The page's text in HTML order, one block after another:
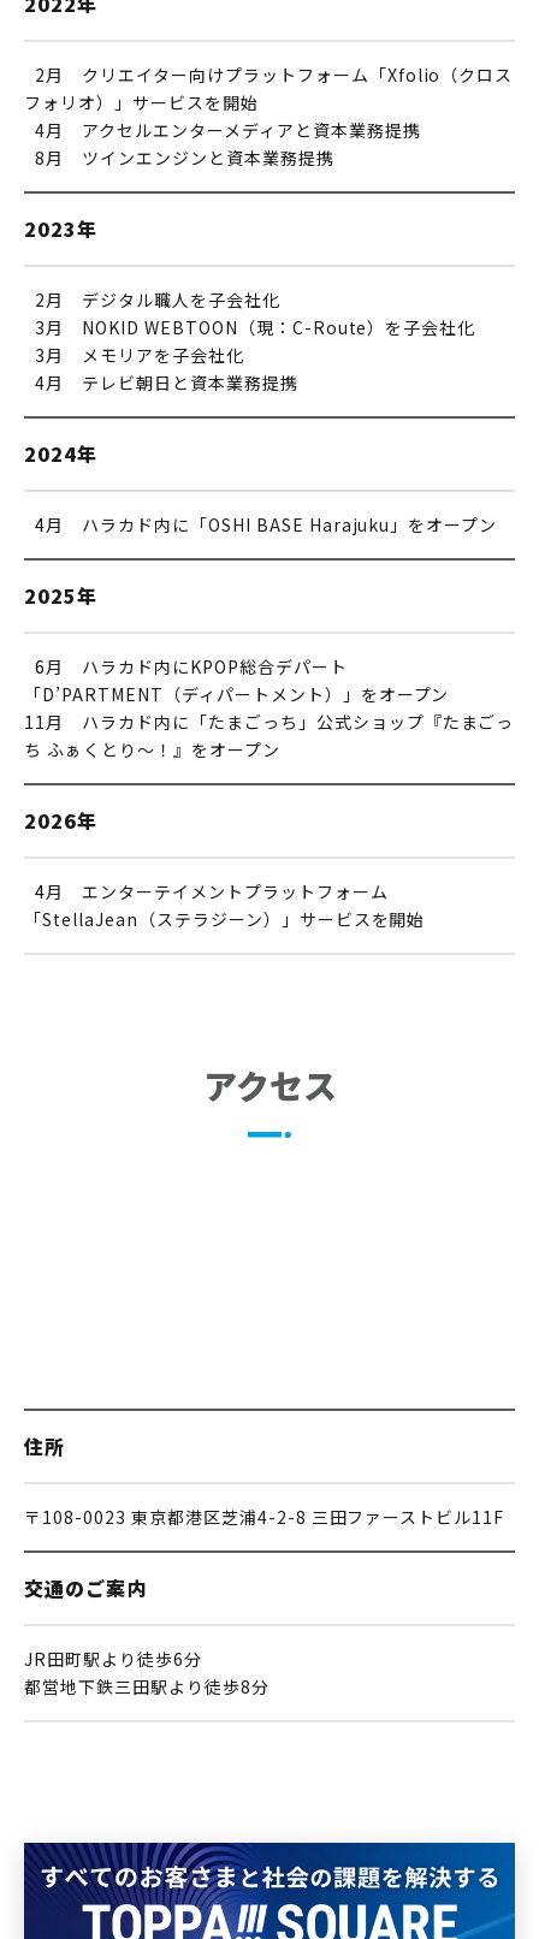
2月 クリエイター向けプラットフォーム「Xfolio（クロス
フォリオ）」サービスを開始
4月 アクセルエンターメディアと資本業務提携
8月 ツインエンジンと資本業務提携
2023年
2月 デジタル職人を子会社化
3月 NOKID WEBTOON（現：C-Route）を子会社化
3月 メモリアを子会社化
4月 テレビ朝日と資本業務提携
2024年
4月 ハラカド内に「OSHI BASE Harajuku」をオープン
2025年
6月 ハラカド内にKPOP総合デパート
「D’PARTMENT（ディパートメント）」をオープン
11月 ハラカド内に「たまごっち」公式ショップ『たまごっ
ち ふぁくとり～！』をオープン
2026年
4月 エンターテイメントプラットフォーム
「StellaJean（ステラジーン）」サービスを開始
アクセス
住所
〒108-0023 東京都港区芝浦4-2-8 三田ファーストビル11F
交通のご案内
JR田町駅より徒歩6分
都営地下鉄三田駅より徒歩8分